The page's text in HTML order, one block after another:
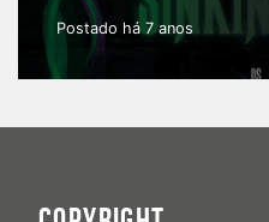
Postado há 7 anos